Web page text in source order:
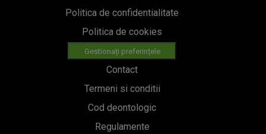
Politica de confidentialitate
Politica de cookies
Gestionați preferințele
Contact
Termeni si conditii
Cod deontologic
Regulamente